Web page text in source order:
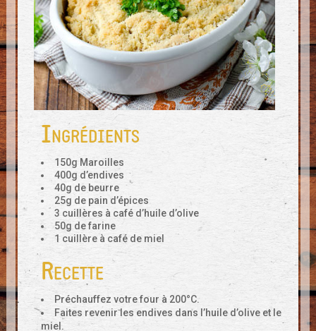
Ingrédients
150g Maroilles
400g d’endives
40g de beurre
25g de pain d’épices
3 cuillères à café d’huile d’olive
50g de farine
1 cuillère à café de miel
Recette
Préchauffez votre four à 200°C.
Faites revenir les endives dans l’huile d’olive et le
miel.